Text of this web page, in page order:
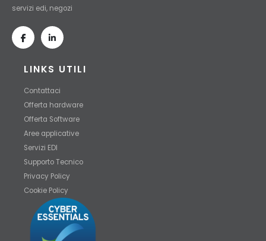
servizi edi, negozi
LINKS UTILI
Contattaci
Offerta hardware
Offerta Software
Aree applicative
Servizi EDI
Supporto Tecnico
Privacy Policy
Cookie Policy